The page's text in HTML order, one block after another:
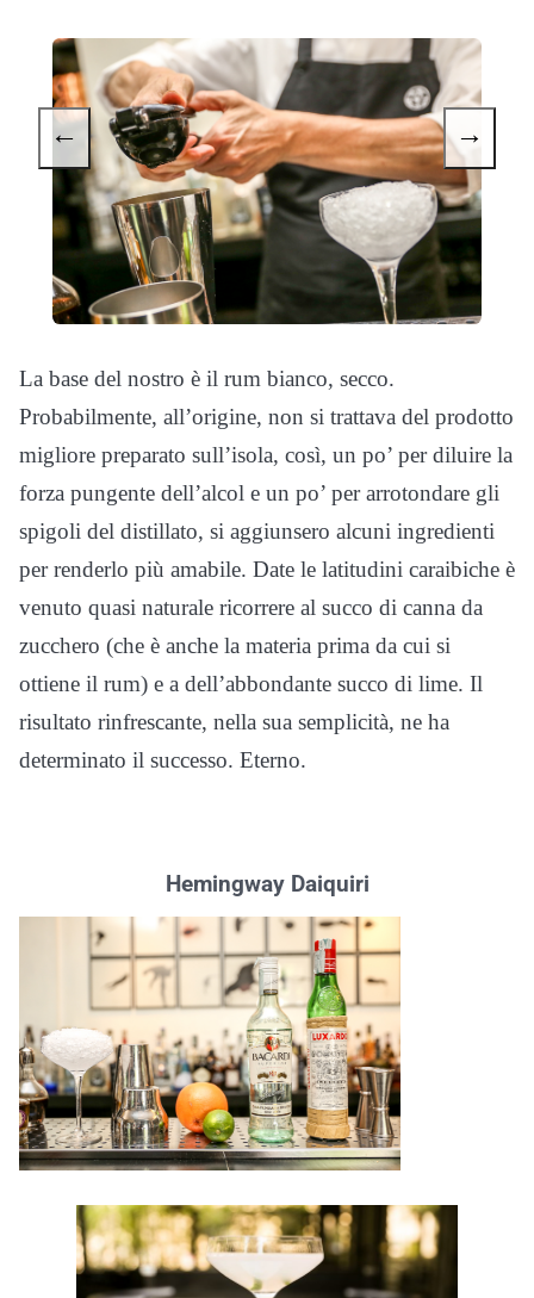
← →
La base del nostro è il rum bianco, secco.
Probabilmente, all’origine, non si trattava del prodotto
migliore preparato sull’isola, così, un po’ per diluire la
forza pungente dell’alcol e un po’ per arrotondare gli
spigoli del distillato, si aggiunsero alcuni ingredienti
per renderlo più amabile. Date le latitudini caraibiche è
venuto quasi naturale ricorrere al succo di canna da
zucchero (che è anche la materia prima da cui si
ottiene il rum) e a dell’abbondante succo di lime. Il
risultato rinfrescante, nella sua semplicità, ne ha
determinato il successo. Eterno.
Hemingway Daiquiri